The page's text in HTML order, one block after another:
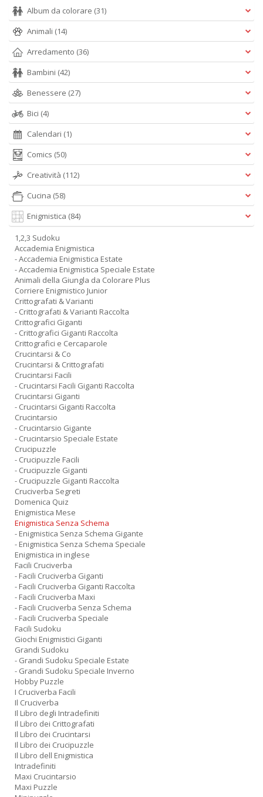
Album da colorare (31)
Animali (14)
Arredamento (36)
Bambini (42)
Benessere (27)
Bici (4)
Calendari (1)
Comics (50)
Creatività (112)
Cucina (58)
Enigmistica (84)
1,2,3 Sudoku
Accademia Enigmistica
- Accademia Enigmistica Estate
- Accademia Enigmistica Speciale Estate
Animali della Giungla da Colorare Plus
Corriere Enigmistico Junior
Crittografati & Varianti
- Crittografati & Varianti Raccolta
Crittografici Giganti
- Crittografici Giganti Raccolta
Crittografici e Cercaparole
Crucintarsi & Co
Crucintarsi & Crittografati
Crucintarsi Facili
- Crucintarsi Facili Giganti Raccolta
Crucintarsi Giganti
- Crucintarsi Giganti Raccolta
Crucintarsio
- Crucintarsio Gigante
- Crucintarsio Speciale Estate
Crucipuzzle
- Crucipuzzle Facili
- Crucipuzzle Giganti
- Crucipuzzle Giganti Raccolta
Cruciverba Segreti
Domenica Quiz
Enigmistica Mese
Enigmistica Senza Schema
- Enigmistica Senza Schema Gigante
- Enigmistica Senza Schema Speciale
Enigmistica in inglese
Facili Cruciverba
- Facili Cruciverba Giganti
- Facili Cruciverba Giganti Raccolta
- Facili Cruciverba Maxi
- Facili Cruciverba Senza Schema
- Facili Cruciverba Speciale
Facili Sudoku
Giochi Enigmistici Giganti
Grandi Sudoku
- Grandi Sudoku Speciale Estate
- Grandi Sudoku Speciale Inverno
Hobby Puzzle
I Cruciverba Facili
Il Cruciverba
Il Libro degli Intradefiniti
Il Libro dei Crittografati
Il Libro dei Crucintarsi
Il Libro dei Crucipuzzle
Il Libro dell Enigmistica
Intradefiniti
Maxi Crucintarsio
Maxi Puzzle